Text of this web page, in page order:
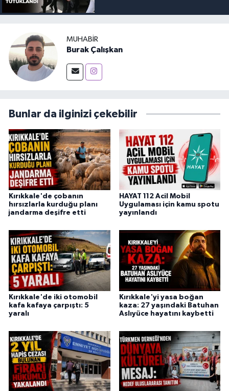
MUHABIR
Burak Çalışkan
Bunlar da ilginizi çekebilir
Kırıkkale'de çobanın
hırsızlarla kurduğu planı
jandarma deşifre etti
HAYAT 112 Acil Mobil
Uygulaması için kamu spotu
yayınlandı
Kırıkkale'de iki otomobil
kafa kafaya çarpıştı: 5
yaralı
Kırıkkale'yi yasa boğan
kaza: 27 yaşındaki Batuhan
Aslıyüce hayatını kaybetti